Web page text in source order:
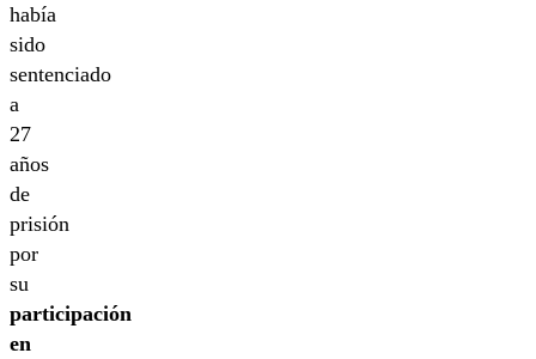
había
sido
sentenciado
a
27
años
de
prisión
por
su
participación
en